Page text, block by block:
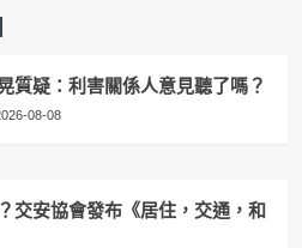
疑：利害關係人意見聽了嗎？
08-08
交安協會發布《居住，交通，和